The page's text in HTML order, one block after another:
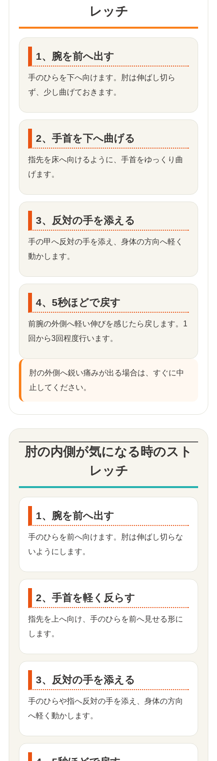
レッチ
1、腕を前へ出す
手のひらを下へ向けます。肘は伸ばし切ら
ず、少し曲げておきます。
2、手首を下へ曲げる
指先を床へ向けるように、手首をゆっくり曲
げます。
3、反対の手を添える
手の甲へ反対の手を添え、身体の方向へ軽く
動かします。
4、5秒ほどで戻す
前腕の外側へ軽い伸びを感じたら戻します。1
回から3回程度行います。
肘の外側へ鋭い痛みが出る場合は、すぐに中
止してください。
肘の内側が気になる時のスト
レッチ
1、腕を前へ出す
手のひらを前へ向けます。肘は伸ばし切らな
いようにします。
2、手首を軽く反らす
指先を上へ向け、手のひらを前へ見せる形に
します。
3、反対の手を添える
手のひらや指へ反対の手を添え、身体の方向
へ軽く動かします。